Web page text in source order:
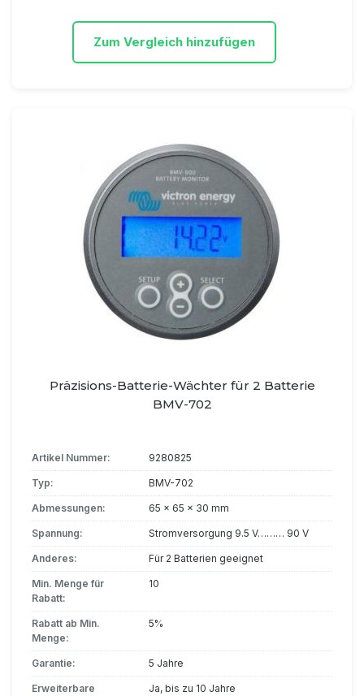
Zum Vergleich hinzufügen
Präzisions-Batterie-Wächter für 2 Batterie
BMV-702
Artikel Nummer: 9280825
Typ: BMV-702
Abmessungen: 65 x 65 x 30 mm
Spannung: Stromversorgung 9.5 V……… 90 V
Anderes: Für 2 Batterien geeignet
Min. Menge für
Rabatt:
10
Rabatt ab Min.
Menge:
5%
Garantie: 5 Jahre
Erweiterbare
Ja, bis zu 10 Jahre